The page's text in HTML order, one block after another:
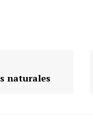
naturales